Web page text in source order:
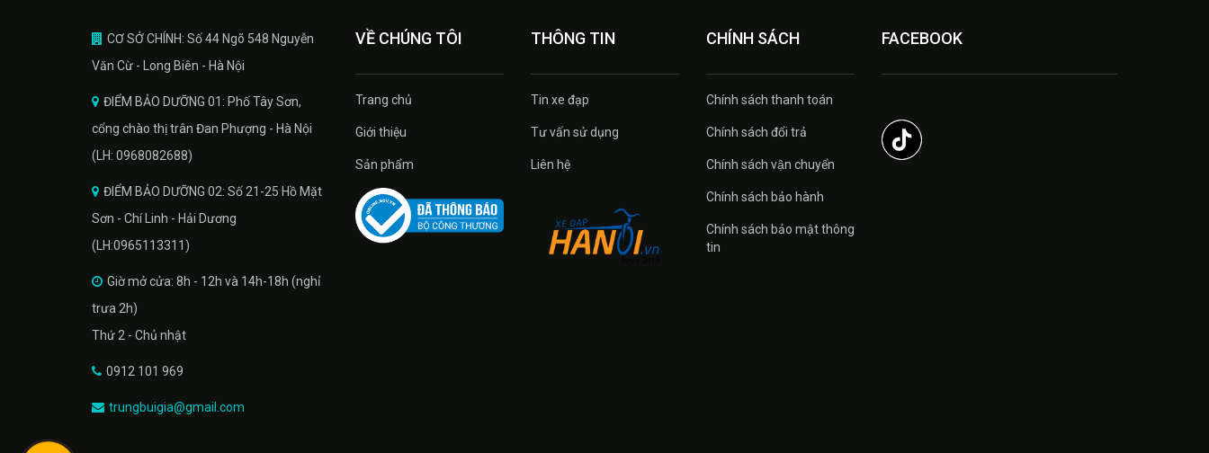
CƠ SỞ CHÍNH: Số 44 Ngõ 548 Nguyễn
Văn Cừ - Long Biên - Hà Nội
ĐIỂM BẢO DƯỠNG 01: Phố Tây Sơn,
cổng chào thị trân Đan Phượng - Hà Nội
(LH: 0968082688)
ĐIỂM BẢO DƯỠNG 02: Số 21-25 Hồ Mặt
Sơn - Chí Linh - Hải Dương
(LH:0965113311)
Giờ mở cửa: 8h - 12h và 14h-18h (nghỉ
trưa 2h)
Thứ 2 - Chủ nhật
0912 101 969
trungbuigia@gmail.com
VỀ CHÚNG TÔI
Trang chủ
Giới thiệu
Sản phẩm
THÔNG TIN
Tin xe đạp
Tư vấn sử dụng
Liên hệ
CHÍNH SÁCH
Chính sách thanh toán
Chính sách đổi trả
Chính sách vận chuyển
Chính sách bảo hành
Chính sách bảo mật thông
tin
FACEBOOK